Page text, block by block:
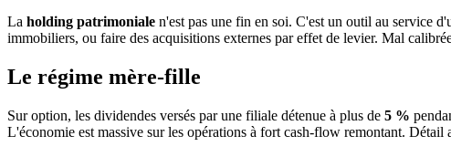
La holding patrimoniale n'est pas une fin en soi. C'est un outil au service
immobiliers, ou faire des acquisitions externes par effet de levier. Mal
Le régime mère-fille
Sur option, les dividendes versés par une filiale détenue à plus de 5 %
L'économie est massive sur les opérations à fort cash-flow remontant. Détail